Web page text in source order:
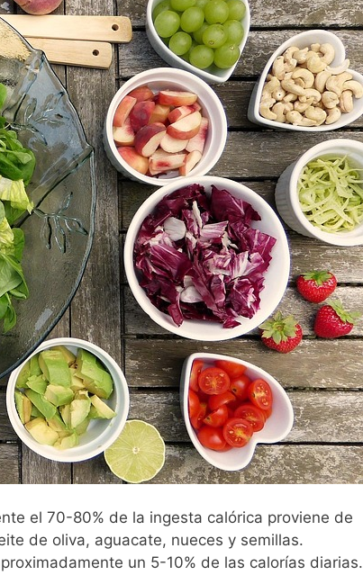
el 70-80% de la ingesta calórica proviene de
de oliva, aguacate, nueces y semillas.
un 5-10% de las calorías diarias.